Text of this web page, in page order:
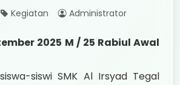
Kegiatan Administrator
2025 M / 25 Rabiul Awal
siswi SMK Al Irsyad Tegal